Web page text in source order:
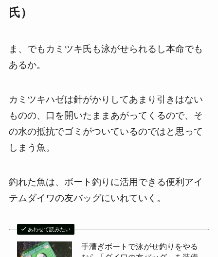
氏）
ま、でもカミツキ氏も泳がせられるし本命でも
あるか。
カミツキハゼは針がかりしてあまり引きはない
ものの、口を開いたままあがってくるので、そ
の水の抵抗でゴミがついているのではと思って
しまう魚。
釣れた魚は、ボート釣りに活用できる便利アイ
テムダイワの友バッグにいれていく。
あわせて読みたい
手漕ぎボートで泳がせ釣りをやる